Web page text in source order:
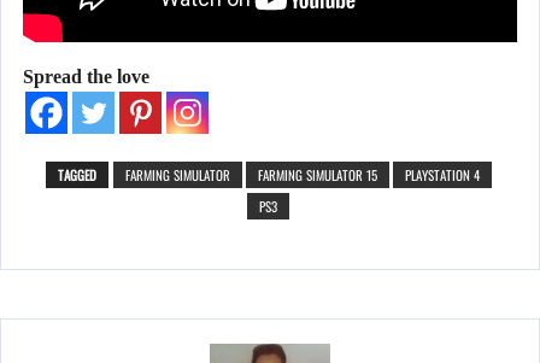
Spread the love
TAGGED FARMING SIMULATOR FARMING SIMULATOR 15
PLAYSTATION 4
PS3